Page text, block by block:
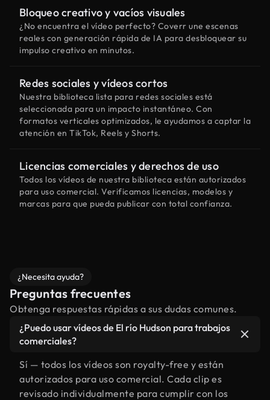
Bloqueo creativo y vacíos visuales
¿No encuentra el vídeo perfecto? Coverr une escenas
reales con generación rápida de IA para desbloquear su
impulso creativo en minutos.
Redes sociales y vídeos cortos
Nuestra biblioteca lista para redes sociales está
seleccionada para un impacto instantáneo. Con
formatos verticales optimizados, le ayudamos a captar la
atención en TikTok, Reels y Shorts.
Licencias comerciales y derechos de uso
Todos los vídeos de nuestra biblioteca están autorizados
para uso comercial. Verificamos licencias, modelos y
marcas para que pueda publicar con total confianza.
¿Necesita ayuda?
Preguntas frecuentes
Obtenga respuestas rápidas a sus dudas comunes.
¿Puedo usar vídeos de El río Hudson para trabajos
comerciales?
Sí — todos los vídeos son royalty-free y están
autorizados para uso comercial. Cada clip es
revisado individualmente para cumplir con los